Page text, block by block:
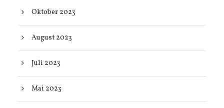
Oktober 2023
August 2023
Juli 2023
Mai 2023